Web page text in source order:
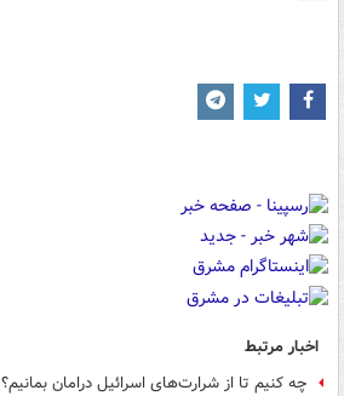
اخبار مرتبط
چه کنیم تا از شرارت‌های اسرائیل درامان بمانیم؟